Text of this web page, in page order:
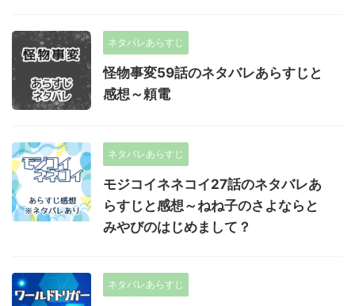
ネタバレあらすじ
怪物事変59話のネタバレあらすじと
感想～頼電
ネタバレあらすじ
モジコイネネコイ27話のネタバレあ
らすじと感想～ねね子のさよならと
みやびのはじめまして？
ネタバレあらすじ